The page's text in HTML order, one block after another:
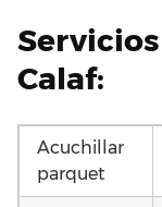
Calaf:
Acuchillar
parquet